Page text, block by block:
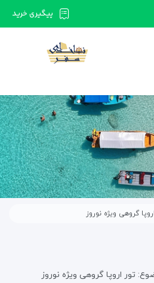
با سرور قطع می باشد لطفا
پیگیری خرید
گروهی ویژه نوروز
تور اروپا گروهی ویژه نوروز